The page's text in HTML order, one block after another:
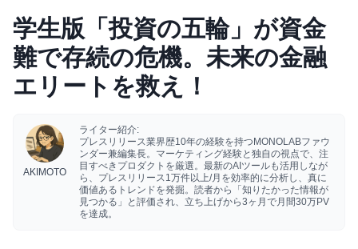
学生版「投資の五輪」が資金
難で存続の危機。未来の金融
エリートを救え！
AKIMOTO
ライター紹介:
プレスリリース業界歴10年の経験を持つMONOLABファウ
ンダー兼編集長。マーケティング経験と独自の視点で、注
目すべきプロダクトを厳選。最新のAIツールも活用しなが
ら、プレスリリース1万件以上/月を効率的に分析し、真に
価値あるトレンドを発掘。読者から「知りたかった情報が
見つかる」と評価され、立ち上げから3ヶ月で月間30万PV
を達成。